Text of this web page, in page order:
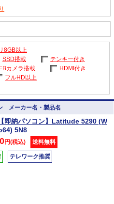
8GB以上
SSD搭載
テンキー付き
カメラ搭載
HDMI付き
フルHD以上
メーカー名・製品名
即納パソコン】Latitude 5290 (W
5N8
円(税込) 送料無料
テレワーク推奨